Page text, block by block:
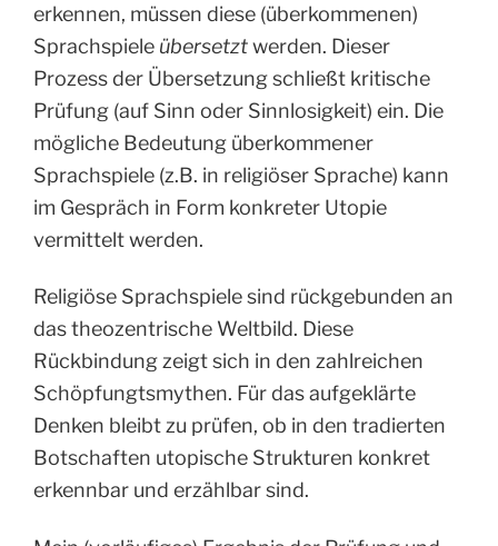
erkennen, müssen diese (überkommenen)
Sprachspiele übersetztwerden. Dieser
Prozess der Übersetzung schließt kritische
Prüfung (auf Sinn oder Sinnlosigkeit) ein. Die
mögliche Bedeutung überkommener
Sprachspiele (z.B. in religiöser Sprache) kann
im Gespräch in Form konkreter Utopie
vermittelt werden.
Religiöse Sprachspiele sind rückgebunden an
das theozentrische Weltbild. Diese
Rückbindung zeigt sich in den zahlreichen
Schöpfungtsmythen. Für das aufgeklärte
Denken bleibt zu prüfen, ob in den tradierten
Botschaften utopische Strukturen konkret
erkennbar und erzählbar sind.